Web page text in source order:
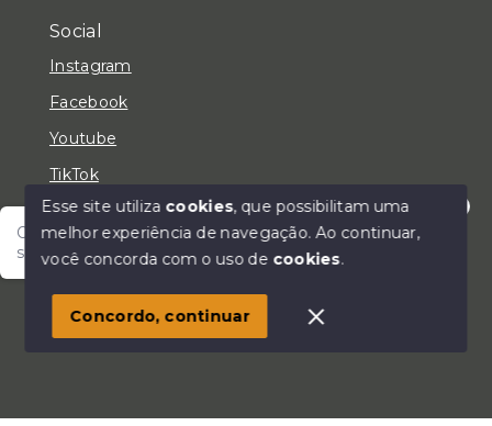
Olá! Fale com um de nossos corretores e encontre
seu lar!
Social
Instagram
Facebook
Youtube
TikTok
© Copyright 2026 - LC Negócios Imobiliários - Todos
SITE PARA IMOBILIARIA
Esse site utiliza cookies, que possibilitam uma
melhor experiência de navegação.Ao continuar,
você concorda com o uso de cookies.
Concordo, continuar